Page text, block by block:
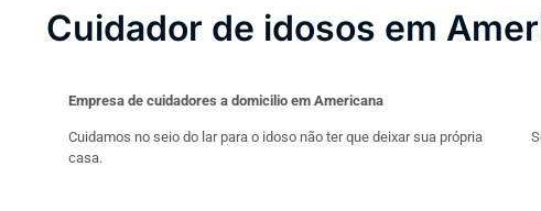
Cuidador de idosos em
Empresa de cuidadores a domicilio em Americana
Cuidamos no seio do lar para o idoso não ter que deixar sua própria
casa.